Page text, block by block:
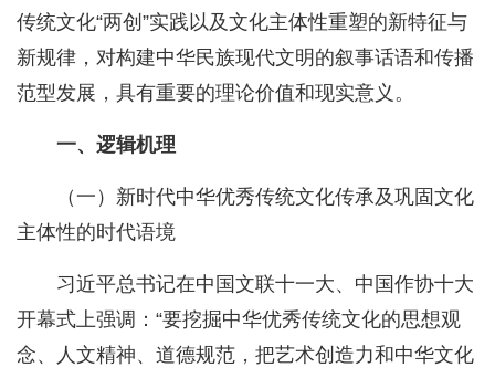
传统文化“两创”实践以及文化主体性重塑的新特征与
新规律，对构建中华民族现代文明的叙事话语和传播
范型发展，具有重要的理论价值和现实意义。
一、逻辑机理
（一）新时代中华优秀传统文化传承及巩固文化
主体性的时代语境
习近平总书记在中国文联十一大、中国作协十大
开幕式上强调：“要挖掘中华优秀传统文化的思想观
念、人文精神、道德规范，把艺术创造力和中华文化